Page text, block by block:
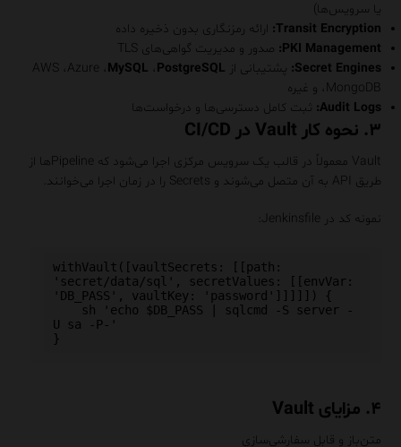
یا سرویس‌ها)
Transit Encryption: ارائه رمزنگاری بدون ذخیره داده
PKI Management: صدور و مدیریت گواهی‌های TLS
Secret Engines: پشتیبانی از AWS ،Azure ، MySQL ،PostgreSQL
،MongoDB و غیره
Audit Logs: ثبت کامل دسترسی‌ها و درخواست‌ها
۳. نحوه کار Vault در CI/CD
Vault معمولاً در قالب یک سرویس مرکزی اجرا می‌شود که Pipelineها از
طریق API به آن متصل می‌شوند و Secrets را در زمان اجرا می‌خوانند.
نمونه کد در Jenkinsfile:
withVault([vaultSecrets: [[path:
'secret/data/sql', secretValues: [[envVar:
'DB_PASS', vaultKey: 'password']]]]]) {
U sa -P-'
۴. مزایای Vault
متن‌باز و قابل سفارشی‌سازی